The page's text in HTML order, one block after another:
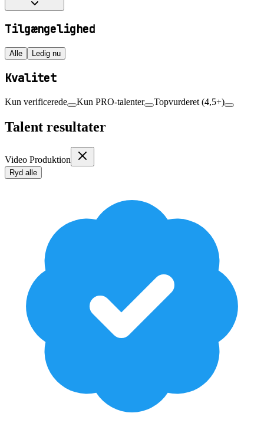
Tilgængelighed
Alle Ledig nu
Kvalitet
Kun verificerede Kun PRO-talenter Topvurderet (4,5+)
Talent resultater
Video Produktion
Ryd alle